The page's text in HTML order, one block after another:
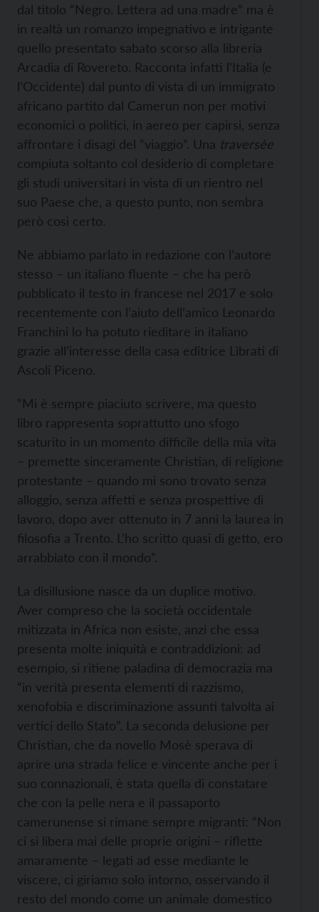
dal titolo “Negro. Lettera ad una madre” ma è
in realtà un romanzo impegnativo e intrigante
quello presentato sabato scorso alla libreria
Arcadia di Rovereto. Racconta infatti l’Italia (e
l’Occidente) dal punto di vista di un immigrato
africano partito dal Camerun non per motivi
economici o politici, in aereo per capirsi, senza
affrontare i disagi del “viaggio”. Una traversèe
compiuta soltanto col desiderio di completare
gli studi universitari in vista di un rientro nel
suo Paese che, a questo punto, non sembra
però così certo.
Ne abbiamo parlato in redazione con l’autore
stesso – un italiano fluente – che ha però
pubblicato il testo in francese nel 2017 e solo
recentemente con l’aiuto dell’amico Leonardo
Franchini lo ha potuto rieditare in italiano
grazie all’interesse della casa editrice Lìbrati di
Ascoli Piceno.
“Mi è sempre piaciuto scrivere, ma questo
libro rappresenta soprattutto uno sfogo
scaturito in un momento difficile della mia vita
– premette sinceramente Christian, di religione
protestante – quando mi sono trovato senza
alloggio, senza affetti e senza prospettive di
lavoro, dopo aver ottenuto in 7 anni la laurea in
filosofia a Trento. L’ho scritto quasi di getto, ero
arrabbiato con il mondo”.
La disillusione nasce da un duplice motivo.
Aver compreso che la società occidentale
mitizzata in Africa non esiste, anzi che essa
presenta molte iniquità e contraddizioni: ad
esempio, si ritiene paladina di democrazia ma
“in verità presenta elementi di razzismo,
xenofobia e discriminazione assunti talvolta ai
vertici dello Stato”. La seconda delusione per
Christian, che da novello Mosè sperava di
aprire una strada felice e vincente anche per i
suo connazionali, è stata quella di constatare
che con la pelle nera e il passaporto
camerunense si rimane sempre migranti: “Non
ci si libera mai delle proprie origini – riflette
amaramente – legati ad esse mediante le
viscere, ci giriamo solo intorno, osservando il
resto del mondo come un animale domestico